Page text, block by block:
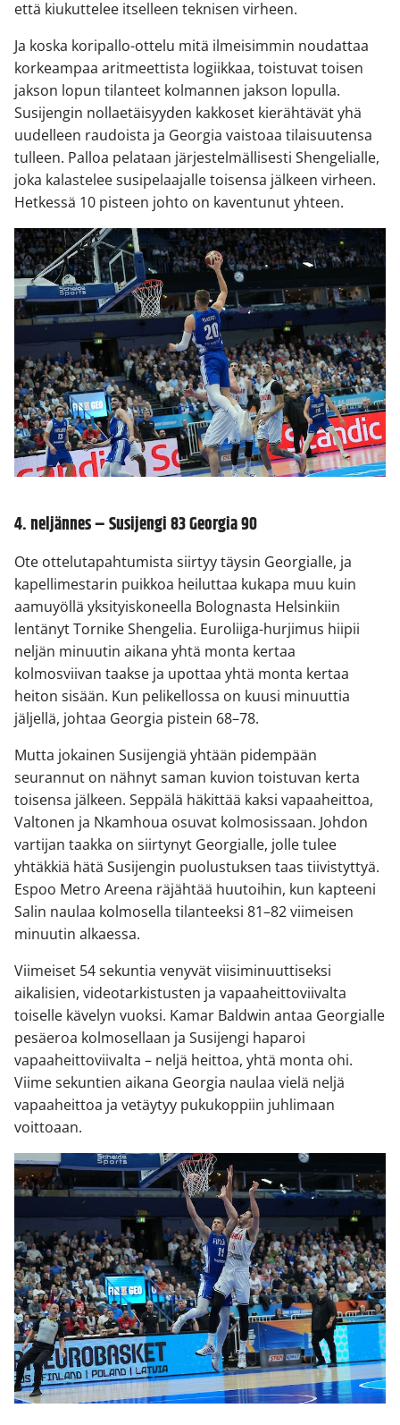
että kiukuttelee itselleen teknisen virheen.
Ja koska koripallo-ottelu mitä ilmeisimmin noudattaa
korkeampaa aritmeettista logiikkaa, toistuvat toisen
jakson lopun tilanteet kolmannen jakson lopulla.
Susijengin nollaetäisyyden kakkoset kierähtävät yhä
uudelleen raudoista ja Georgia vaistoaa tilaisuutensa
tulleen. Palloa pelataan järjestelmällisesti Shengelialle,
joka kalastelee susipelaajalle toisensa jälkeen virheen.
Hetkessä 10 pisteen johto on kaventunut yhteen.
4. neljännes – Susijengi 83 Georgia 90
Ote ottelutapahtumista siirtyy täysin Georgialle, ja
kapellimestarin puikkoa heiluttaa kukapa muu kuin
aamuyöllä yksityiskoneella Bolognasta Helsinkiin
lentänyt Tornike Shengelia. Euroliiga-hurjimus hiipii
neljän minuutin aikana yhtä monta kertaa
kolmosviivan taakse ja upottaa yhtä monta kertaa
heiton sisään. Kun pelikellossa on kuusi minuuttia
jäljellä, johtaa Georgia pistein 68–78.
Mutta jokainen Susijengiä yhtään pidempään
seurannut on nähnyt saman kuvion toistuvan kerta
toisensa jälkeen. Seppälä häkittää kaksi vapaaheittoa,
Valtonen ja Nkamhoua osuvat kolmosissaan. Johdon
vartijan taakka on siirtynyt Georgialle, jolle tulee
yhtäkkiä hätä Susijengin puolustuksen taas tiivistyttyä.
Espoo Metro Areena räjähtää huutoihin, kun kapteeni
Salin naulaa kolmosella tilanteeksi 81–82 viimeisen
minuutin alkaessa.
Viimeiset 54 sekuntia venyvät viisiminuuttiseksi
aikalisien, videotarkistusten ja vapaaheittoviivalta
toiselle kävelyn vuoksi. Kamar Baldwin antaa Georgialle
pesäeroa kolmosellaan ja Susijengi haparoi
vapaaheittoviivalta – neljä heittoa, yhtä monta ohi.
Viime sekuntien aikana Georgia naulaa vielä neljä
vapaaheittoa ja vetäytyy pukukoppiin juhlimaan
voittoaan.